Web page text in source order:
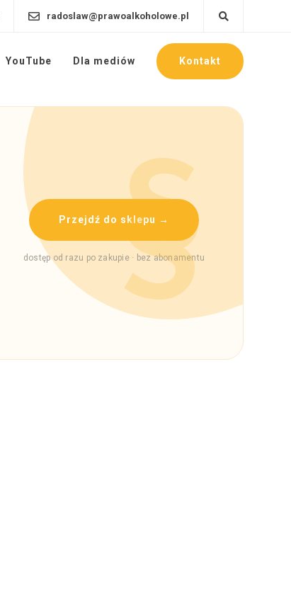
radoslaw@prawoalkoholowe.pl
YouTube Dla mediów Kontakt
Przejdź do sklepu →
dostęp od razu po zakupie · bez abonamentu